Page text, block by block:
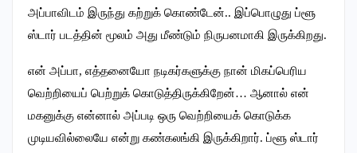
அப்பாவிடம் இருந்து கற்றுக் கொண்டேன்.. இப்பொழுது ப்ளூ
ஸ்டார் படத்தின் மூலம் அது மீண்டும் நிருபனமாகி இருக்கிறது.
என் அப்பா, எத்தனையோ நடிகர்களுக்கு நான் மிகப்பெரிய
வெற்றியைப் பெற்றுக் கொடுத்திருக்கிறேன்… ஆனால் என்
மகனுக்கு என்னால் அப்படி ஒரு வெற்றியைக் கொடுக்க
முடியவில்லையே என்று கண்கலங்கி இருக்கிறார். ப்ளூ ஸ்டார்